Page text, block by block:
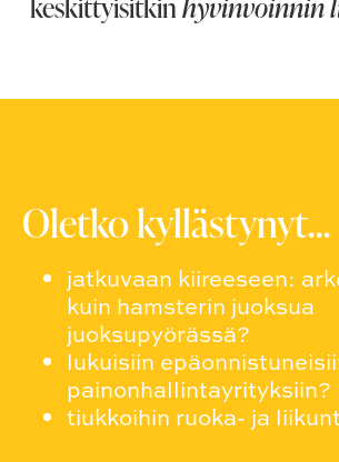
Oletko kyllästynyt…
jatkuvaan kiireeseen:
kuin hamsterin juoksua
juoksupyörässä?
lukuisiin
painonhallintayrityksiin?
tiukkoihin ruoka- ja